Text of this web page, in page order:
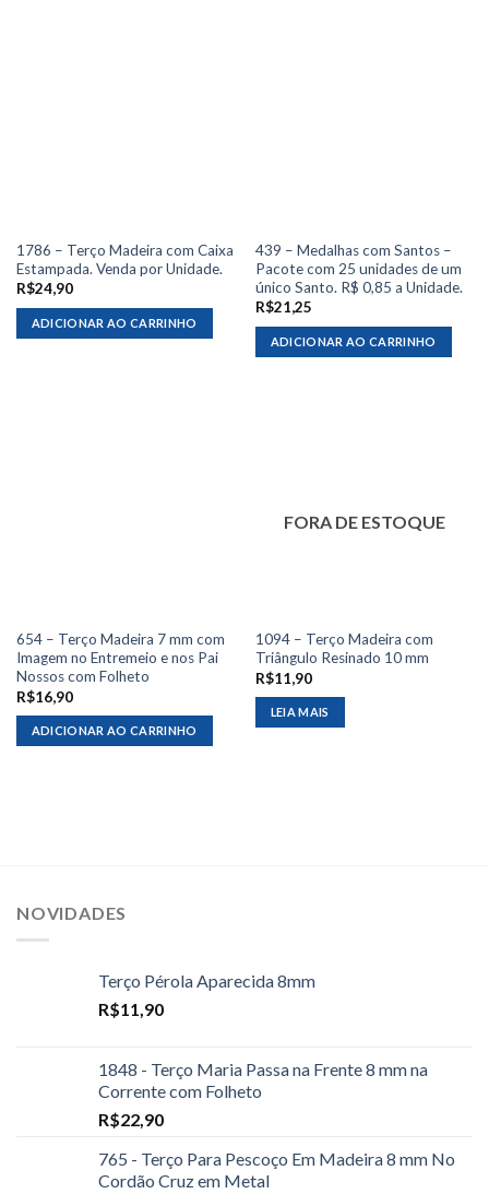
1786 – Terço Madeira com Caixa
Estampada. Venda por Unidade.
R$24,90
ADICIONAR AO CARRINHO
439 – Medalhas com Santos –
Pacote com 25 unidades de um
único Santo. R$ 0,85 a Unidade.
R$21,25
ADICIONAR AO CARRINHO
654 – Terço Madeira 7 mm com
Imagem no Entremeio e nos Pai
Nossos com Folheto
R$16,90
ADICIONAR AO CARRINHO
FORA DE ESTOQUE
1094 – Terço Madeira com
Triângulo Resinado 10 mm
R$11,90
LEIA MAIS
NOVIDADES
Terço Pérola Aparecida 8mm
R$11,90
1848 - Terço Maria Passa na Frente 8 mm na
Corrente com Folheto
R$22,90
765 - Terço Para Pescoço Em Madeira 8 mm No
Cordão Cruz em Metal